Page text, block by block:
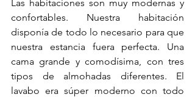
Las habitaciones son muy modernas y
confortables. Nuestra habitación
disponía de todo lo necesario para que
nuestra estancia fuera perfecta. Una
cama grande y comodísima, con tres
tipos de almohadas diferentes. El
lavabo era súper moderno con todo